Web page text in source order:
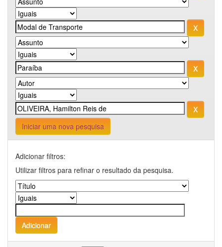
Iniciar uma nova pesquisa
Adicionar filtros:
Utilizar filtros para refinar o resultado da pesquisa.